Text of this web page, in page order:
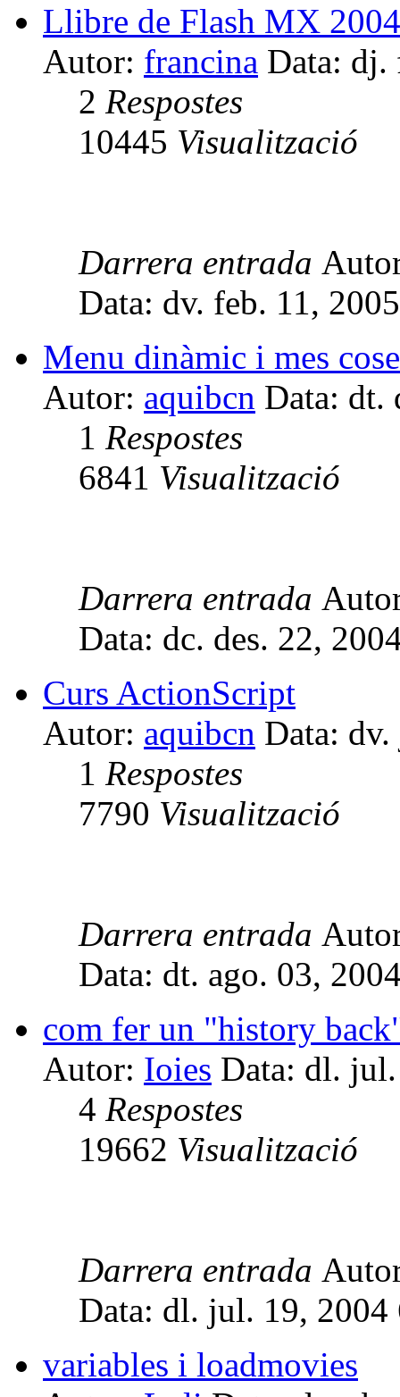
Llibre de Flash MX
Autor: francina Data: dj.
2 Respostes
10445 Visualització
Darrera entrada
Data: dv. feb. 11,
Menu dinàmic i mes
Autor: aquibcn Data: dt.
1 Respostes
6841 Visualització
Darrera entrada
Data: dc. des. 22,
Curs ActionScript
Autor: aquibcn Data:
1 Respostes
7790 Visualització
Darrera entrada
Data: dt. ago. 03,
com fer un "history
Autor: Ioies Data: dl.
4 Respostes
19662 Visualització
Darrera entrada
Data: dl. jul. 19, 2004
variables i loadmovies